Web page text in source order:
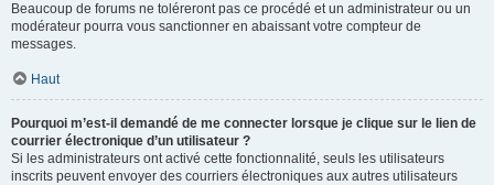
Beaucoup de forums ne toléreront pas ce procédé et un administrateur ou un
modérateur pourra vous sanctionner en abaissant votre compteur de
messages.
Haut
Pourquoi m’est-il demandé de me connecter lorsque je clique sur le lien de
courrier électronique d’un utilisateur ?
Si les administrateurs ont activé cette fonctionnalité, seuls les utilisateurs
inscrits peuvent envoyer des courriers électroniques aux autres utilisateurs